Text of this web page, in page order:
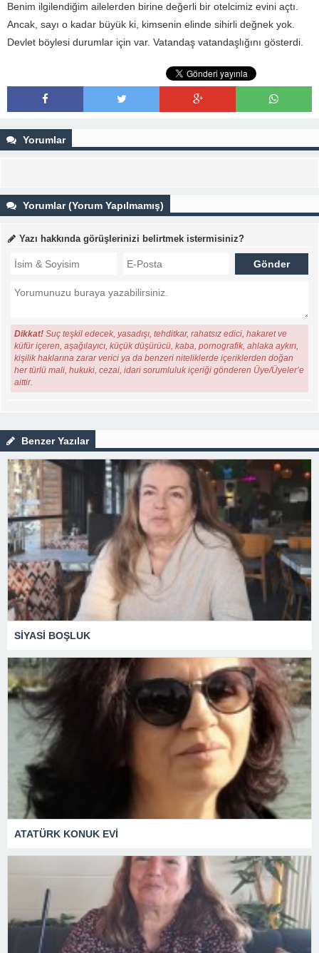
Benim ilgilendiğim ailelerden birine değerli bir otelcimiz evini açtı.
Ancak, sayı o kadar büyük ki, kimsenin elinde sihirli değnek yok.
Devlet böylesi durumlar için var. Vatandaş vatandaşlığını gösterdi.
Yorumlar
Yorumlar (Yorum Yapılmamış)
Yazı hakkında görüşlerinizi belirtmek istermisiniz?
Dikkat! Suç teşkil edecek, yasadışı, tehditkar, rahatsız edici, hakaret ve
küfür içeren, aşağılayıcı, küçük düşürücü, kaba, pornografik, ahlaka aykırı,
kişilik haklarına zarar verici ya da benzeri niteliklerde içeriklerden doğan
her türlü mali, hukuki, cezai, idari sorumluluk içeriği gönderen Üye/Üyeler’e
aittir.
Benzer Yazılar
SİYASİ BOŞLUK
ATATÜRK KONUK EVİ